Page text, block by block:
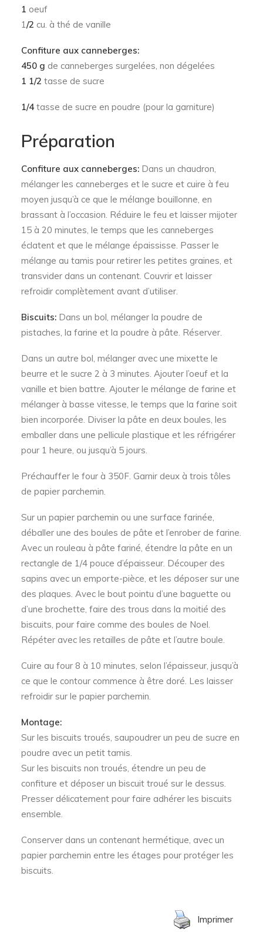
1 oeuf
1 /2 cu. à thé de vanille
Confiture aux canneberges:
450 g de canneberges surgelées, non dégelées
1 1/2 tasse de sucre
1/4 tasse de sucre en poudre (pour la garniture)
Préparation
Confiture aux canneberges: Dans un chaudron,
mélanger les canneberges et le sucre et cuire à feu
moyen jusqu’à ce que le mélange bouillonne, en
brassant à l’occasion. Réduire le feu et laisser mijoter
15 à 20 minutes, le temps que les canneberges
éclatent et que le mélange épaississe. Passer le
mélange au tamis pour retirer les petites graines, et
transvider dans un contenant. Couvrir et laisser
refroidir complètement avant d’utiliser.
Biscuits: Dans un bol, mélanger la poudre de
pistaches, la farine et la poudre à pâte. Réserver.
Dans un autre bol, mélanger avec une mixette le
beurre et le sucre 2 à 3 minutes. Ajouter l’oeuf et la
vanille et bien battre. Ajouter le mélange de farine et
mélanger à basse vitesse, le temps que la farine soit
bien incorporée. Diviser la pâte en deux boules, les
emballer dans une pellicule plastique et les réfrigérer
pour 1 heure, ou jusqu’à 5 jours.
Préchauffer le four à 350F. Garnir deux à trois tôles
de papier parchemin.
Sur un papier parchemin ou une surface farinée,
déballer une des boules de pâte et l’enrober de farine.
Avec un rouleau à pâte fariné, étendre la pâte en un
rectangle de 1/4 pouce d’épaisseur. Découper des
sapins avec un emporte-pièce, et les déposer sur une
des plaques. Avec le bout pointu d’une baguette ou
d’une brochette, faire des trous dans la moitié des
biscuits, pour faire comme des boules de Noel.
Répéter avec les retailles de pâte et l’autre boule.
Cuire au four 8 à 10 minutes, selon l’épaisseur, jusqu’à
ce que le contour commence à être doré. Les laisser
refroidir sur le papier parchemin.
Montage:
Sur les biscuits troués, saupoudrer un peu de sucre en
poudre avec un petit tamis.
Sur les biscuits non troués, étendre un peu de
confiture et déposer un biscuit troué sur le dessus.
Presser délicatement pour faire adhérer les biscuits
ensemble.
Conserver dans un contenant hermétique, avec un
papier parchemin entre les étages pour protéger les
biscuits.
Imprimer